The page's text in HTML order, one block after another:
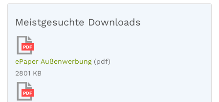
Meistgesuchte Downloads
PDF
ePaper Außenwerbung (pdf)
2801 KB
PDF